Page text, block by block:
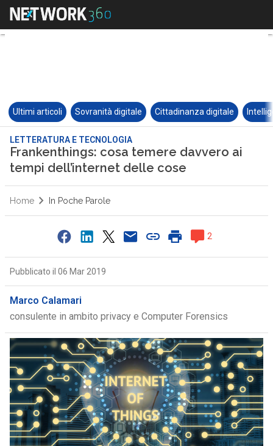
Ultimi articoli Sovranità digitale Cittadinanza digitale
LETTERATURA E TECNOLOGIA
Frankenthings: cosa temere davvero ai
tempi dell’internet delle cose
Home In Poche Parole
2
Pubblicato il 06 Mar 2019
Marco Calamari
consulente in ambito privacy e Computer Forensics